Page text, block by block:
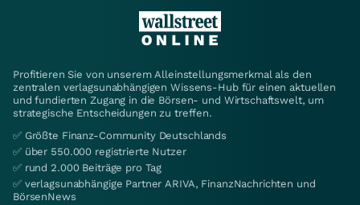
Profitieren Sie von unserem Alleinstellungsmerkmal als den
zentralen verlagsunabhängigen Wissens-Hub für einen aktuellen
und fundierten Zugang in die Börsen- und Wirtschaftswelt, um
strategische Entscheidungen zu treffen.
✅ Größte Finanz-Community Deutschlands
✅ über 550.000 registrierte Nutzer
✅ rund 2.000 Beiträge pro Tag
✅ verlagsunabhängige Partner ARIVA, FinanzNachrichten und
BörsenNews